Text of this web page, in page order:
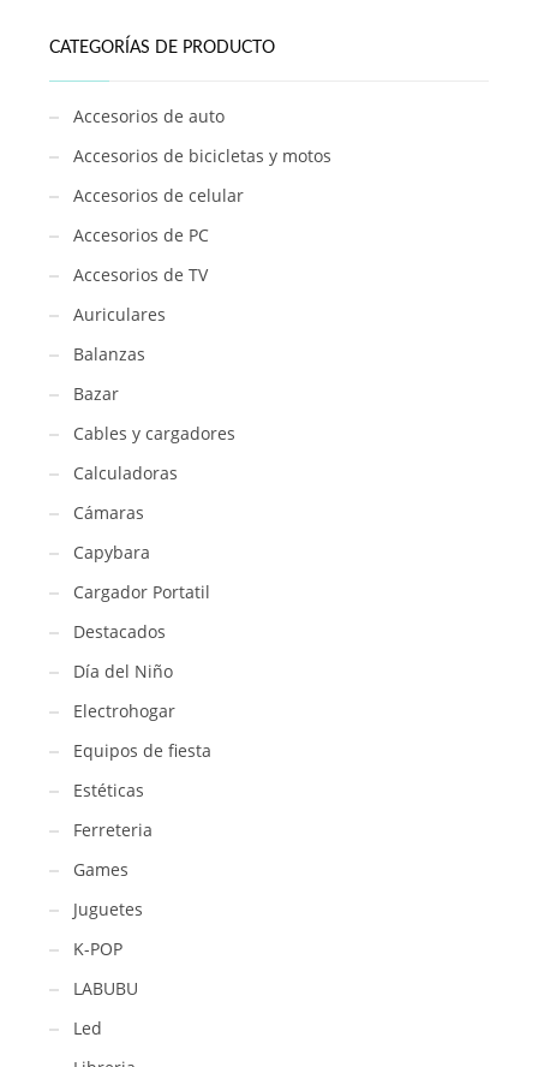
CATEGORÍAS DE PRODUCTO
Accesorios de auto
Accesorios de bicicletas y motos
Accesorios de celular
Accesorios de PC
Accesorios de TV
Auriculares
Balanzas
Bazar
Cables y cargadores
Calculadoras
Cámaras
Capybara
Cargador Portatil
Destacados
Día del Niño
Electrohogar
Equipos de fiesta
Estéticas
Ferreteria
Games
Juguetes
K-POP
LABUBU
Led